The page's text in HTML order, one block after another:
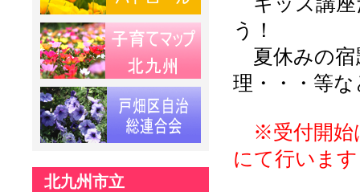
う！
夏休みの宿
理・・・等
※受付開始
にて行います
北九州市立